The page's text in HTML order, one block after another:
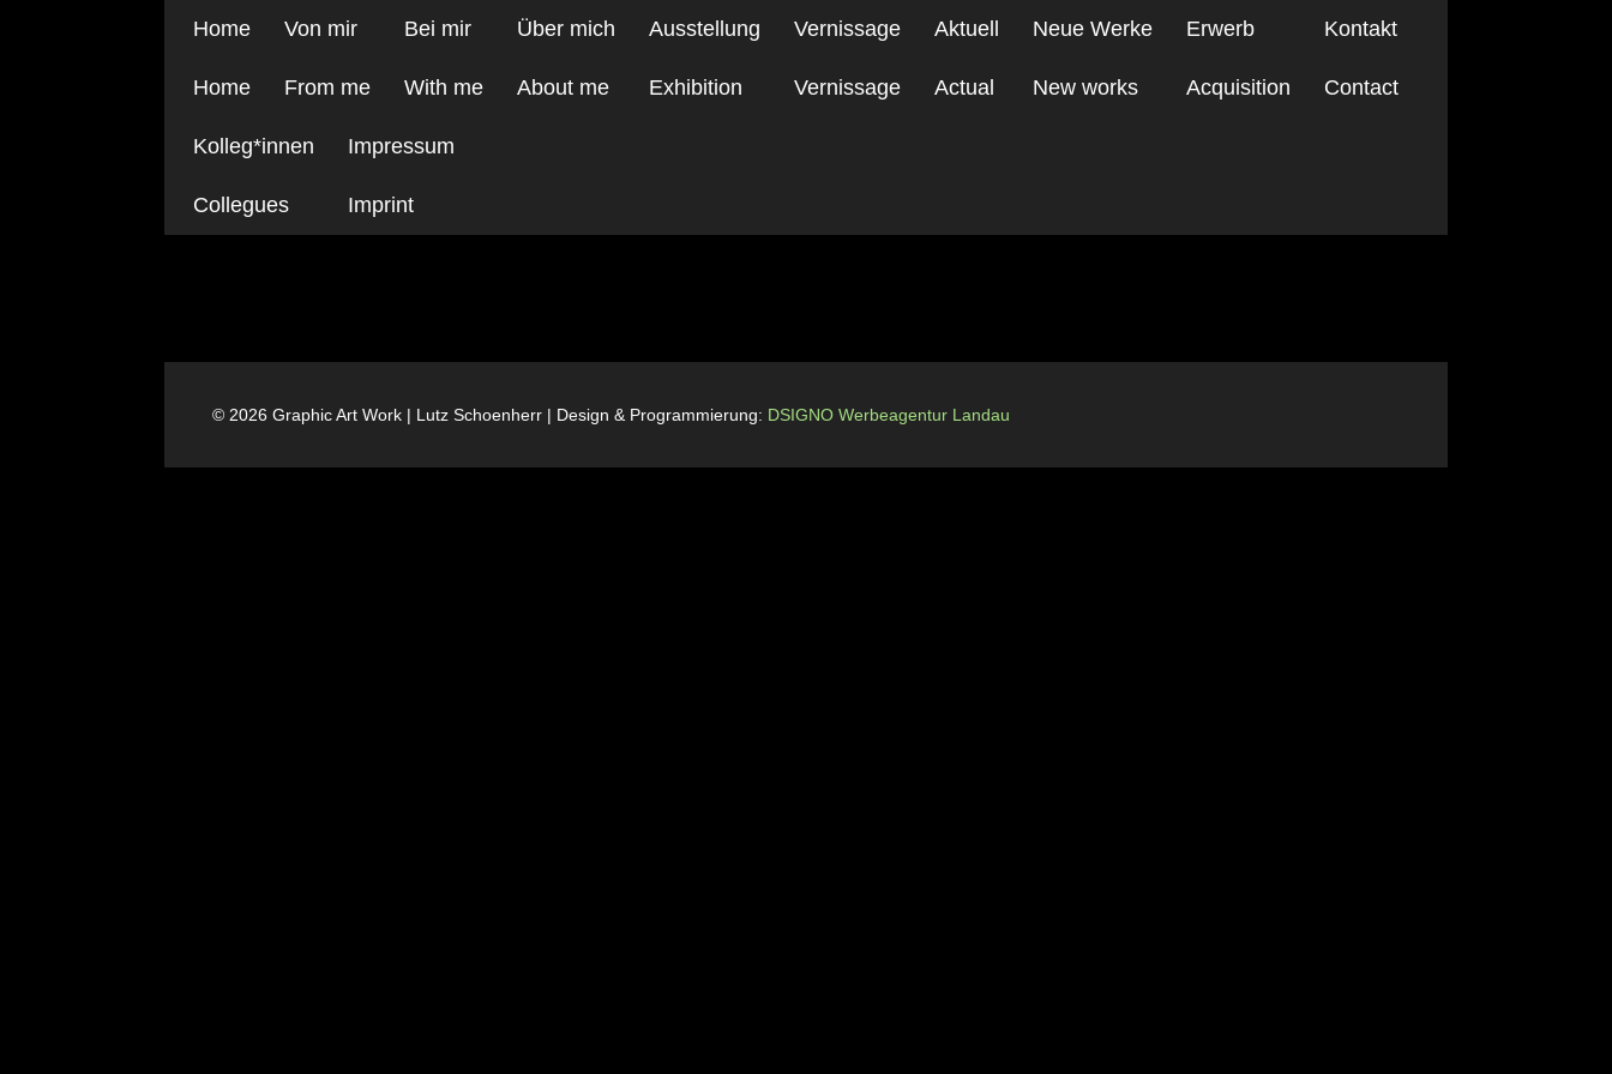
Home
Home
Von mir
From me
Bei mir
With me
Über mich
About me
Ausstellung
Exhibition
Vernissage
Vernissage
Aktuell
Actual
Neue Werke
New works
Erwerb
Acquisition
Kontakt
Contact
Kolleg*innen
Collegues
Impressum
Imprint
© 2026 Graphic Art Work | Lutz Schoenherr | Design & Programmierung: DSIGNO Werbeagentur Landau